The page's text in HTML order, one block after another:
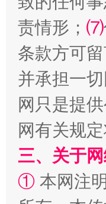
解纷+调解+退
责情形； ⑺
条款方可
并承担一
网只是提
网有关规
三、关于
① 本网注